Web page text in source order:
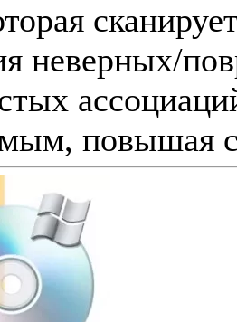
неверных/
повышая